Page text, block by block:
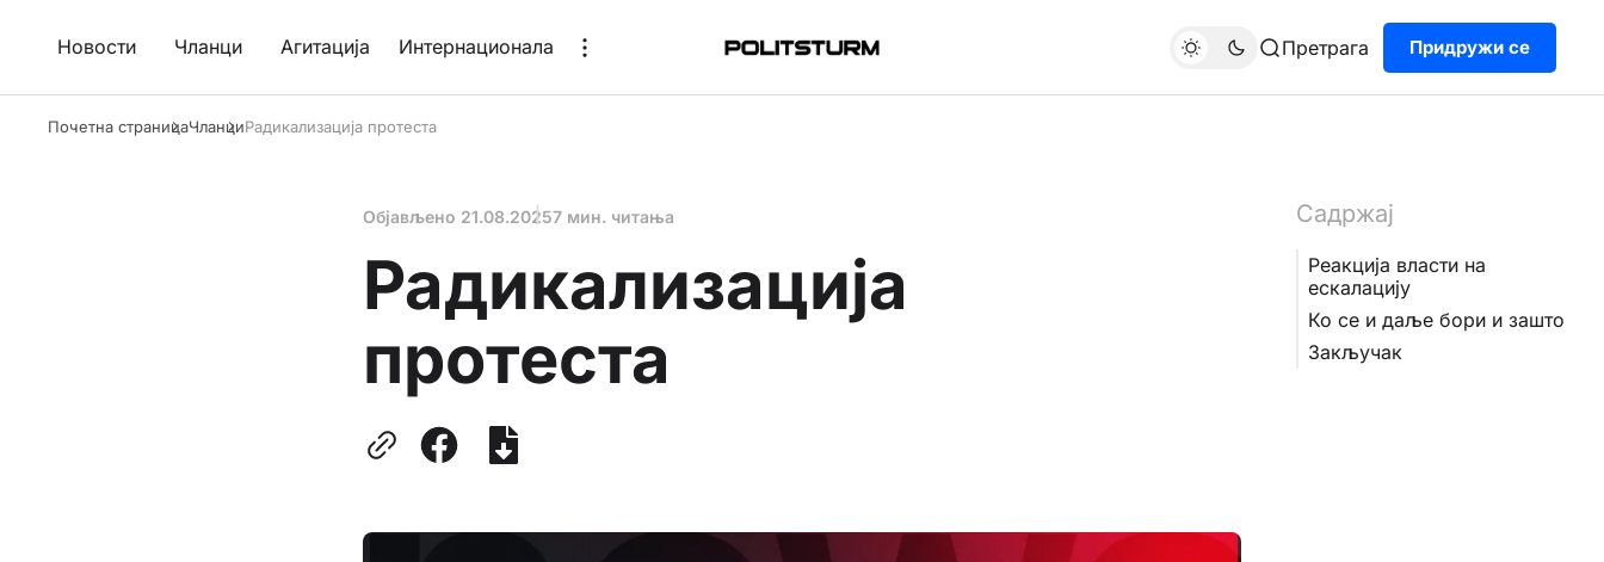
Новости Чланци Агитација Интернационала Претрага Придружи се
Почетна страницаЧланциРадикализација протеста
Објављено 21.08.20257 мин. читања
Радикализација
протеста
Садржај
Реакција власти на
ескалацију
Ко се и даље бори и зашто
Закључак